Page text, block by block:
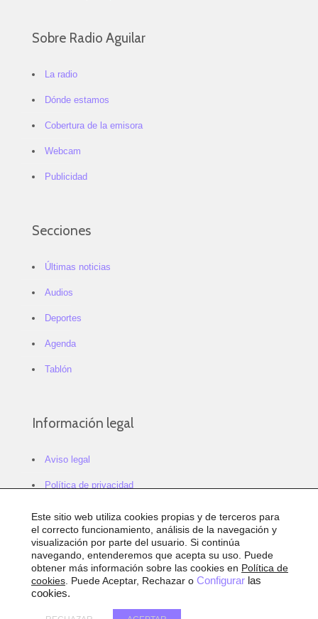
Sobre Radio Aguilar
La radio
Dónde estamos
Cobertura de la emisora
Webcam
Publicidad
Secciones
Últimas noticias
Audios
Deportes
Agenda
Tablón
Información legal
Aviso legal
Política de privacidad
Política de cookies
Configurar cookies
Sitemap
Accesibilidad
Este sitio web utiliza cookies propias y de terceros para
el correcto funcionamiento, análisis de la navegación y
visualización por parte del usuario. Si continúa
navegando, entenderemos que acepta su uso. Puede
obtener más información sobre las cookies en Política de
cookies . Puede Aceptar, Rechazar o Configurar las
cookies.